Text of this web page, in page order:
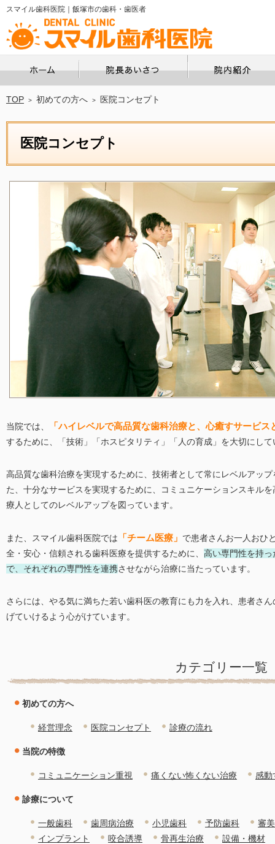
医院コンセプト
スマイル歯科医院｜飯塚市の歯科・歯医者
当院では、
「ハイレベルで高品質な歯科治療と、心癒すサービス
するために、「技術」「ホスピタリティ」「人の育成」を大切にして
高品質な歯科治療を実現するために、技術者として常にレベルアッ
た、十分なサービスを実現するために、コミュニケーションスキル
療人としてのレベルアップを図っています。
また、スマイル歯科医院では 「チーム医療」 で患者さんお一人おひ
全・安心・信頼される歯科医療を提供するために、 高い専門性を持
で、それぞれの専門性を連携させながら治療に当たっています。
さらには、やる気に満ちた若い歯科医の教育にも力を入れ、患者さ
げていけるよう心がけています。
カテゴリー一覧
初めての方へ
経営理念 医院コンセプト 診療の流れ
当院の特徴
コミュニケーション重視 痛くない怖くない治療 感動
診療について
一般歯科 歯周病治療 小児歯科 予防歯科
審
インプラント
咬合誘導 骨再生治療
設備・機材
ホーム
TOP 初めての方へ 医院コンセプト